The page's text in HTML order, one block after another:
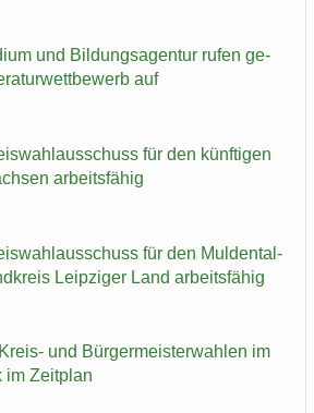
und Bil­dungs­agen­tur rufen ge­
auf
für den künf­ti­gen
ar­beits­fä­hig
für den Mul­den­tal­
Leip­zi­ger Land ar­beits­fä­hig
und Bür­ger­meis­ter­wah­len im
im Zeit­plan